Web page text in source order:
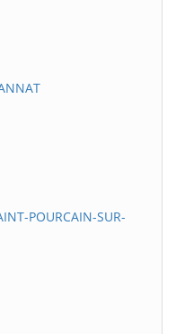
POURCAIN-SUR-